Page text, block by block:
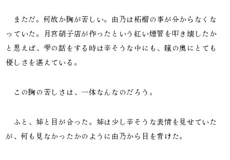
まただ。何故か胸が苦しい。由乃は柘榴の事が分からなくな
っていた。月宮硝子店が作ったという紅い煙管を叩き壊したか
と思えば、雫の話をする時は辛そうな中にも、瞳の奥にとても
優しさを湛えている。
この胸の苦しさは、一体なんなのだろう。
ふと、姉と目が合った。姉は少し辛そうな表情を見せていた
が、何も見なかったかのように由乃から目を背けた。